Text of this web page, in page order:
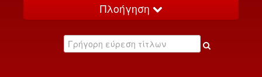
Πλοήγηση
Κατάλογος